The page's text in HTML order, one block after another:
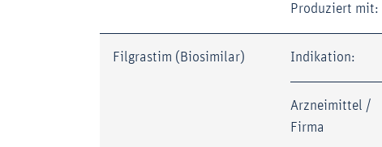
Produziert mit:
Filgrastim (Biosimilar) Indikation:
Arzneimittel /
Firma